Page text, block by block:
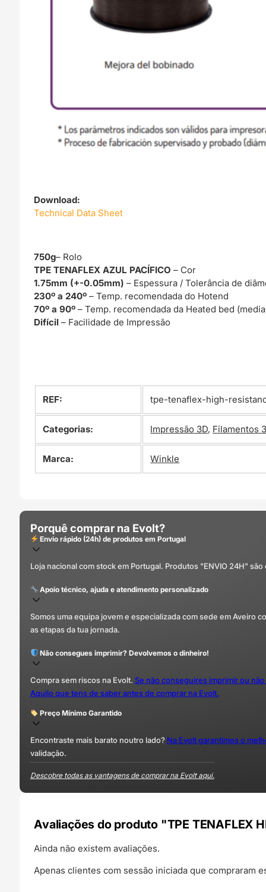
Download:
Technical Data Sheet
750g– Rolo
TPE TENAFLEX AZUL PACÍFICO– Cor
1.75mm (+-0.05mm) – Espessura / Tolerância de
230º a 240º – Temp. recomendada do Hotend
70º a 90º – Temp. recomendada da Heated bed
Difícil– Facilidade de Impressão
REF: tpe-tenaflex-high-
Categorias: Impressão 3D, Filamentos
Marca: Winkle
Porquê comprar na Evolt?
Envio rápido (24h) de produtos em Portugal
Loja nacional com stock em Portugal. Produtos "ENVIO 24H"
Apoio técnico, ajuda e atendimento personalizado
Somos uma equipa jovem e especializada com sede em Aveiro
as etapas da tua jornada.
Não consegues imprimir? Devolvemos o dinheiro!
Compra sem riscos na Evolt. Se não conseguires imprimir ou
Aquilo que tens de saber antes de comprar na Evolt.
Preço Mínimo Garantido
Encontraste mais barato noutro lado? Na Evolt garantimos o
validação.
Descobre todas as vantagens de comprar na Evolt aqui.
Avaliações do produto "TPE TENAFLEX
Ainda não existem avaliações.
Apenas clientes com sessão iniciada que compraram